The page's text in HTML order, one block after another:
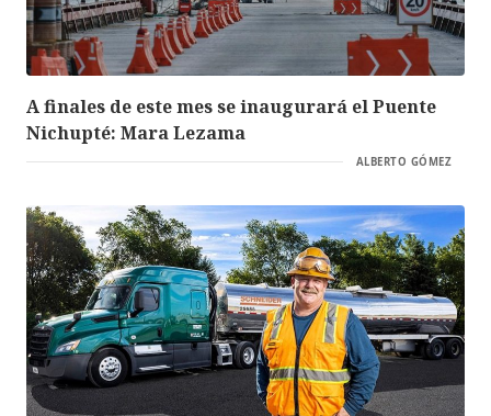
A finales de este mes se inaugurará el Puente
Nichupté: Mara Lezama
ALBERTO GÓMEZ